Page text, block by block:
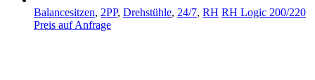
Balancesitzen, 2PP, Drehstühle, 24/7, RH RH Logic 200/220
Preis auf Anfrage